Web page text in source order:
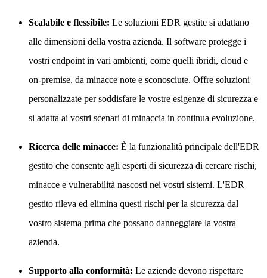
Scalabile e flessibile: Le soluzioni EDR gestite si adattano
alle dimensioni della vostra azienda. Il software protegge i
vostri endpoint in vari ambienti, come quelli ibridi, cloud e
on-premise, da minacce note e sconosciute. Offre soluzioni
personalizzate per soddisfare le vostre esigenze di sicurezza e
si adatta ai vostri scenari di minaccia in continua evoluzione.
Ricerca delle minacce: È la funzionalità principale dell'EDR
gestito che consente agli esperti di sicurezza di cercare rischi,
minacce e vulnerabilità nascosti nei vostri sistemi. L'EDR
gestito rileva ed elimina questi rischi per la sicurezza dal
vostro sistema prima che possano danneggiare la vostra
azienda.
Supporto alla conformità: Le aziende devono rispettare